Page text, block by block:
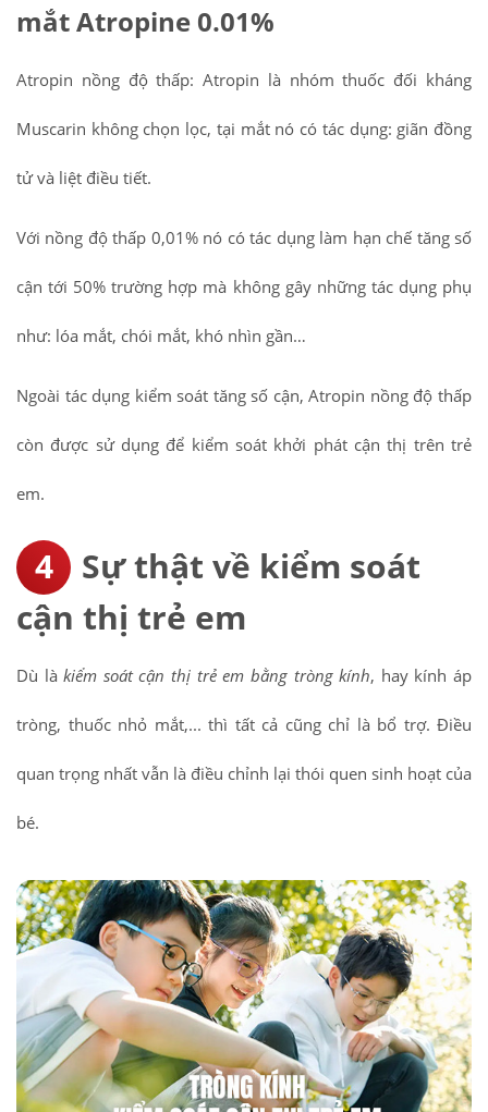
mắt Atropine 0.01%
Atropin nồng độ thấp: Atropin là nhóm thuốc đối kháng
Muscarin không chọn lọc, tại mắt nó có tác dụng: giãn đồng
tử và liệt điều tiết.
Với nồng độ thấp 0,01% nó có tác dụng làm hạn chế tăng số
cận tới 50% trường hợp mà không gây những tác dụng phụ
như: lóa mắt, chói mắt, khó nhìn gần…
Ngoài tác dụng kiểm soát tăng số cận, Atropin nồng độ thấp
còn được sử dụng để kiểm soát khởi phát cận thị trên trẻ
em.
Sự thật về kiểm soát
cận thị trẻ em
Dù làkiểm soát cận thị trẻ em bằng tròng kính, hay kính áp
tròng, thuốc nhỏ mắt,... thì tất cả cũng chỉ là bổ trợ. Điều
quan trọng nhất vẫn là điều chỉnh lại thói quen sinh hoạt của
bé.